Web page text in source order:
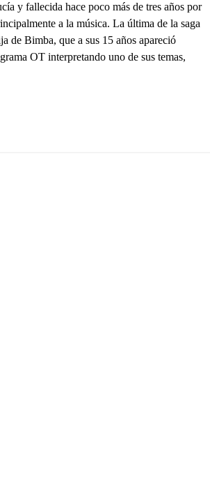
y fallecida hace poco más de tres años por
a la música. La última de la saga
de Bimba, que a sus 15 años apareció
OT interpretando uno de sus temas,